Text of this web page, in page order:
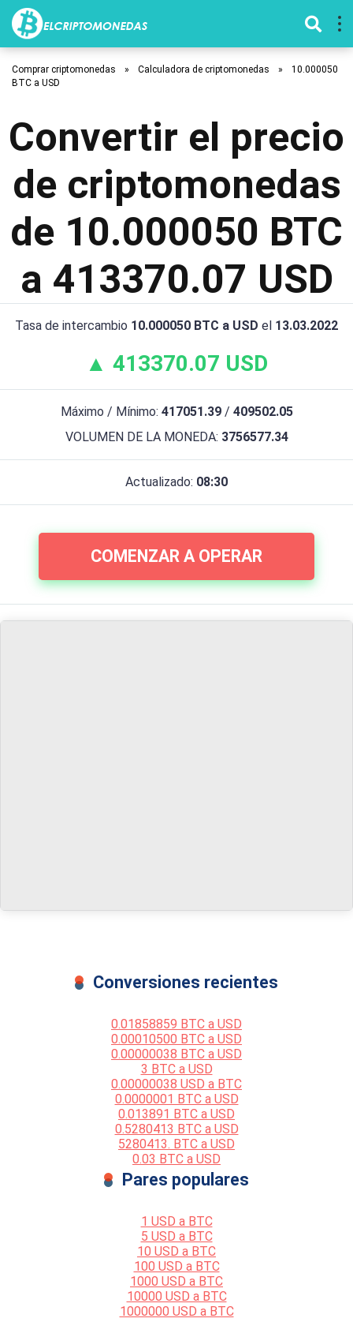
Comprar criptomonedas » Calculadora de criptomonedas »
10.000050
BTC a USD
Convertir el precio
de criptomonedas
de 10.000050 BTC
a 413370.07 USD
Tasa de intercambio 10.000050 BTC a USD el 13.03.2022
▲ 413370.07 USD
Máximo / Mínimo: 417051.39/ 409502.05
VOLUMEN DE LA MONEDA: 3756577.34
Actualizado: 08:30
COMENZAR A OPERAR
Conversiones recientes
0.01858859 BTC a USD
0.00010500 BTC a USD
0.00000038 BTC a USD
3 BTC a USD
0.00000038 USD a BTC
0.0000001 BTC a USD
0.013891 BTC a USD
0.5280413 BTC a USD
5280413. BTC a USD
0.03 BTC a USD
Pares populares
1 USD a BTC
5 USD a BTC
10 USD a BTC
100 USD a BTC
1000 USD a BTC
10000 USD a BTC
1000000 USD a BTC